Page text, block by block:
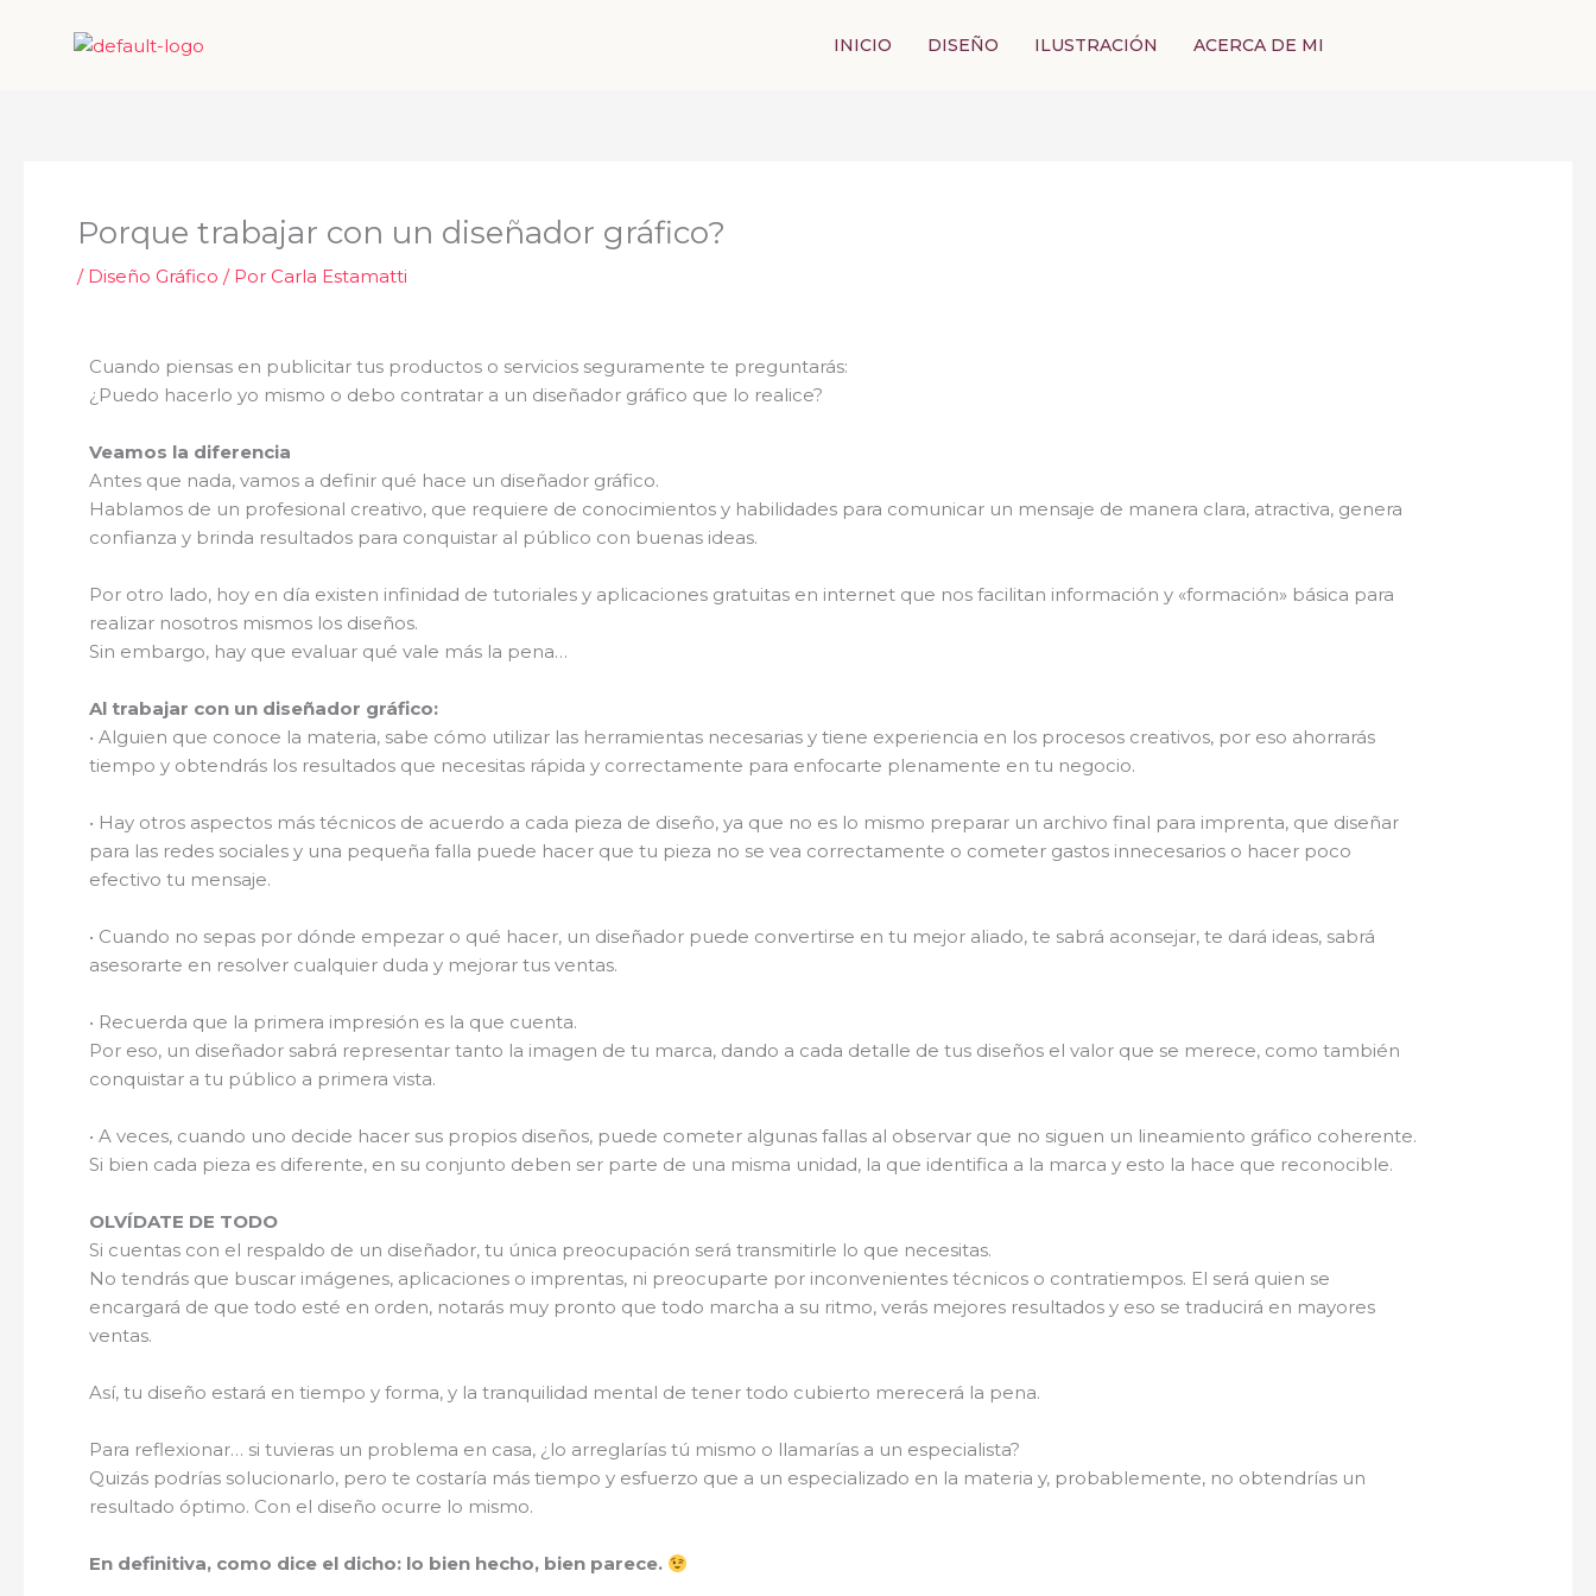
INICIO DISEÑO ILUSTRACIÓN ACERCA DE MI
Porque trabajar con un diseñador gráfico?
/ Diseño Gráfico / Por Carla Estamatti
Cuando piensas en publicitar tus productos o servicios seguramente te preguntarás:
¿Puedo hacerlo yo mismo o debo contratar a un diseñador gráfico que lo realice?
Veamos la diferencia
Antes que nada, vamos a definir qué hace un diseñador gráfico.
Hablamos de un profesional creativo, que requiere de conocimientos y habilidades para comunicar un mensaje de manera clara, atractiva, genera
confianza y brinda resultados para conquistar al público con buenas ideas.
Por otro lado, hoy en día existen infinidad de tutoriales y aplicaciones gratuitas en internet que nos facilitan información y «formación» básica para
realizar nosotros mismos los diseños.
Sin embargo, hay que evaluar qué vale más la pena…
Al trabajar con un diseñador gráfico:
• Alguien que conoce la materia, sabe cómo utilizar las herramientas necesarias y tiene experiencia en los procesos creativos, por eso ahorrarás
tiempo y obtendrás los resultados que necesitas rápida y correctamente para enfocarte plenamente en tu negocio.
• Hay otros aspectos más técnicos de acuerdo a cada pieza de diseño, ya que no es lo mismo preparar un archivo final para imprenta, que diseñar
para las redes sociales y una pequeña falla puede hacer que tu pieza no se vea correctamente o cometer gastos innecesarios o hacer poco
efectivo tu mensaje.
• Cuando no sepas por dónde empezar o qué hacer, un diseñador puede convertirse en tu mejor aliado, te sabrá aconsejar, te dará ideas, sabrá
asesorarte en resolver cualquier duda y mejorar tus ventas.
• Recuerda que la primera impresión es la que cuenta.
Por eso, un diseñador sabrá representar tanto la imagen de tu marca, dando a cada detalle de tus diseños el valor que se merece, como también
conquistar a tu público a primera vista.
• A veces, cuando uno decide hacer sus propios diseños, puede cometer algunas fallas al observar que no siguen un lineamiento gráfico coherente.
Si bien cada pieza es diferente, en su conjunto deben ser parte de una misma unidad, la que identifica a la marca y esto la hace que reconocible.
OLVÍDATE DE TODO
Si cuentas con el respaldo de un diseñador, tu única preocupación será transmitirle lo que necesitas.
No tendrás que buscar imágenes, aplicaciones o imprentas, ni preocuparte por inconvenientes técnicos o contratiempos. El será quien se
encargará de que todo esté en orden, notarás muy pronto que todo marcha a su ritmo, verás mejores resultados y eso se traducirá en mayores
ventas.
Así, tu diseño estará en tiempo y forma, y la tranquilidad mental de tener todo cubierto merecerá la pena.
Para reflexionar… si tuvieras un problema en casa, ¿lo arreglarías tú mismo o llamarías a un especialista?
Quizás podrías solucionarlo, pero te costaría más tiempo y esfuerzo que a un especializado en la materia y, probablemente, no obtendrías un
resultado óptimo. Con el diseño ocurre lo mismo.
En definitiva, como dice el dicho: lo bien hecho, bien parece.